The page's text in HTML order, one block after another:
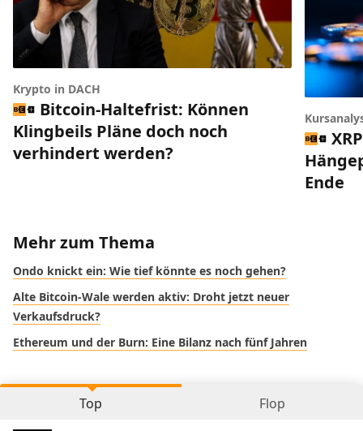
Krypto in DACH
Bitcoin-Haltefrist: Können
Klingbeils Pläne doch noch
verhindert werden?
Ende
Mehr zum Thema
Ondo knickt ein: Wie tief könnte es noch gehen?
Alte Bitcoin-Wale werden aktiv: Droht jetzt neuer
Verkaufsdruck?
Ethereum und der Burn: Eine Bilanz nach fünf Jahren
Top Flop